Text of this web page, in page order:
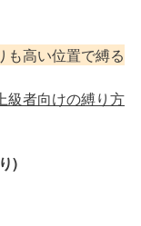
も高い位置で縛る
級者向けの縛り方
)